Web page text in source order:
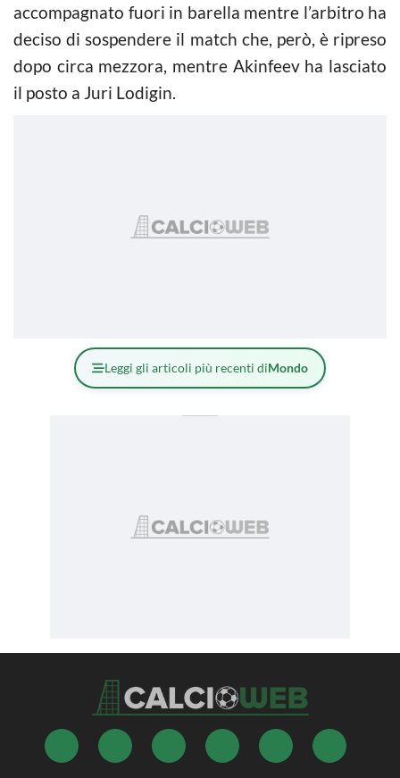
accompagnato fuori in barella mentre l’arbitro ha
deciso di sospendere il match che, però, è ripreso
dopo circa mezzora, mentre Akinfeev ha lasciato
il posto a Juri Lodigin.
Leggi gli articoli più recenti diMondo